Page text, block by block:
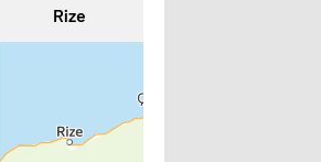
Rize